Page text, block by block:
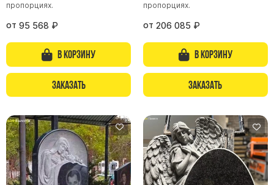
пропорциях.
от 95 568 ₽
В корзину
Заказать
пропорциях.
от 206 085 ₽
В корзину
Заказать